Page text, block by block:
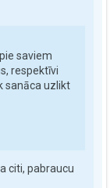
saviem
respektīvi
sanāca uzlikt
citi, pabraucu